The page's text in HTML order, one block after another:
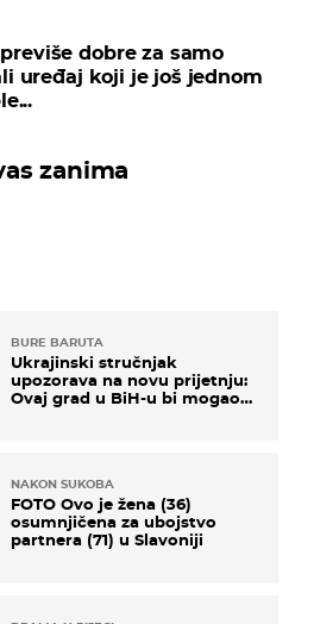
dobre za samo
uređaj koji je još jednom
zanima
BURE BARUTA
Ukrajinski stručnjak
upozorava na novu prijetnju:
Ovaj grad u BiH-u bi mogao
NAKON SUKOBA
FOTO Ovo je žena (36)
osumnjičena za ubojstvo
partnera (71) u Slavoniji